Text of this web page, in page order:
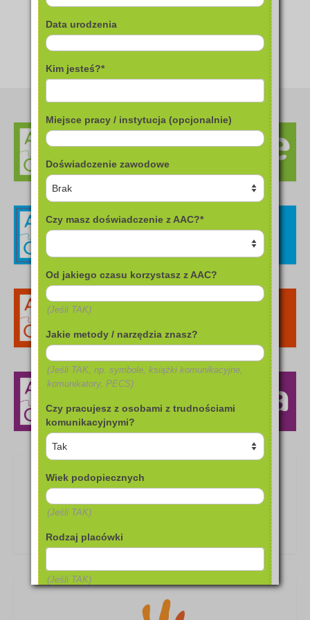
Data urodzenia
Kim jesteś?*
Miejsce pracy / instytucja (opcjonalnie)
Doświadczenie zawodowe
Czy masz doświadczenie z AAC?*
Od jakiego czasu korzystasz z AAC?
(Jeśli TAK)
Jakie metody / narzędzia znasz?
(Jeśli TAK, np. symbole, książki komunikacyjne,
komunikatory, PECS)
Czy pracujesz z osobami z trudnościami
komunikacyjnymi?
Wiek podopiecznych
(Jeśli TAK)
Rodzaj placówki
(Jeśli TAK)
Nazwa firmy / instytucji